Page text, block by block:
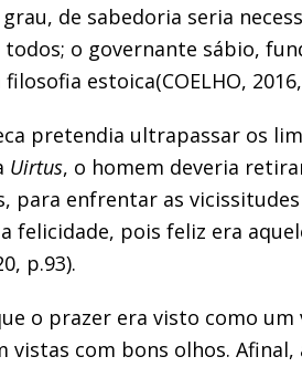
de sabedoria seria
o governante sábio,
estoica(COELHO, 2016,
pretendia ultrapassar os
Uirtus, o homem deveria
para enfrentar as
pois feliz era
p.93).
o prazer era visto como um
vistas com bons olhos.